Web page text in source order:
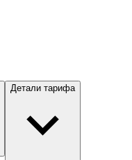
Детали тарифа